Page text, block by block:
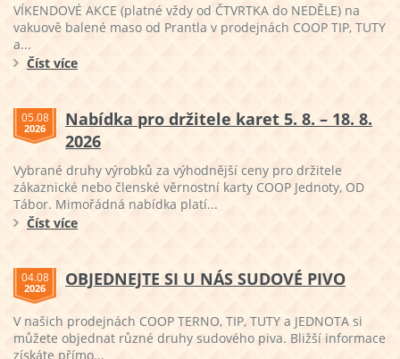
VÍKENDOVÉ AKCE (platné vždy od ČTVRTKA do NEDĚLE) na
vakuově balené maso od Prantla v prodejnách COOP TIP, TUTY
a...
Číst více
05.08
2026
Nabídka pro držitele karet 5. 8. – 18. 8.
2026
Vybrané druhy výrobků za výhodnější ceny pro držitele
zákaznické nebo členské věrnostní karty COOP Jednoty, OD
Tábor. Mimořádná nabídka platí...
Číst více
04.08
2026 OBJEDNEJTE SI U NÁS SUDOVÉ PIVO
V našich prodejnách COOP TERNO, TIP, TUTY a JEDNOTA si
můžete objednat různé druhy sudového piva. Bližší informace
získáte přímo...